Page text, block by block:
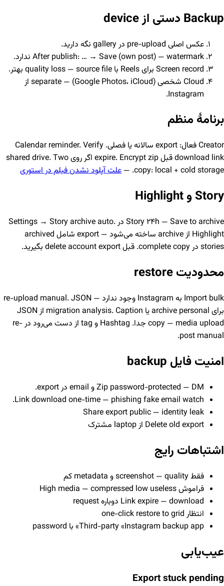
Backup دستی از device
عکس اصلی pre-upload در gallery نگه دارید.
After publish: … → Save (own post) — watermark ندارد.
Screen record برای Reels با quality loss — source file بهتر.
Cloud شخصی (Google Photos، iCloud) — separate از
Instagram.
برنامهٔ منظم
Creator فعال: export سالانه یا فصلی. Calendar reminder. Verify
download link قبل expire. Encrypt zip اگر روی shared drive. Two
copy: local + cold storage. —
علت آپلود نشدن فیلم در استوری
Story و Highlight
Story ۲۴h — Save to archive در Settings → Story archive auto.
Highlight از archive ساخته می‌شود — export شامل archived
stories در complete copy. قبل delete account export بگیرید.
محدودیت restore
Import bulk به Instagram وجود ندارد — re-upload manual. JSON
برای archive personal یا migration analysis. Caption از JSON
copy — media upload جدا. Hashtag و tag از دست می‌رود در re-
post manual.
امنیت فایل backup
Zip password-protected — DM و email در export.
Link download one-time — phishing fake email watch.
Share export public — identity leak
Delete old export از laptop مشترک
اشتباهات رایج
فقط screenshot — quality و metadata کم
فراموش High media — compressed low useless
Link expire — download دوباره request
انتظار one-click restore to grid
Third-party «Instagram backup app» با password
عیب‌یابی
Export stuck pending